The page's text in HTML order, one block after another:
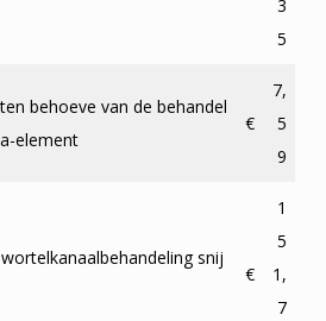
3
5
behoeve van de behandel
element
€
7,
5
9
snij
€
1
5
1,
7